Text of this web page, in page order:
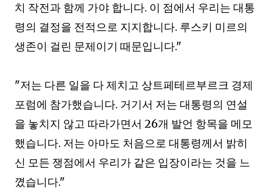
치 작전과 함께 가야 합니다. 이 점에서 우리는 대통
령의 결정을 전적으로 지지합니다. 루스키 미르의
생존이 걸린 문제이기 때문입니다."
"저는 다른 일을 다 제치고 상트페테르부르크 경제
포럼에 참가했습니다. 거기서 저는 대통령의 연설
을 놓치지 않고 따라가면서 26개 발언 항목을 메모
했습니다. 저는 아마도 처음으로 대통령께서 밝히
신 모든 쟁점에서 우리가 같은 입장이라는 것을 느
꼈습니다."